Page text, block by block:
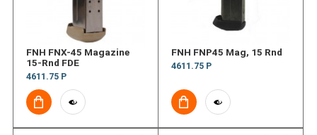
FNH FNX-45 Magazine
15-Rnd FDE
4611.75 Р
FNH FNP45 Mag, 15 Rnd
4611.75 Р